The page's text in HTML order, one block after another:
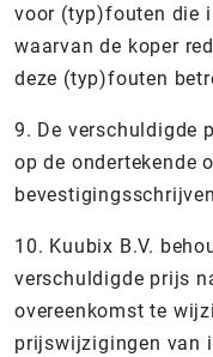
voor (typ)fouten die
waarvan de koper
deze (typ)fouten
9. De verschuldigde
op de ondertekende
10. Kuubix B.V.
verschuldigde prijs
overeenkomst te
prijswijzigingen van